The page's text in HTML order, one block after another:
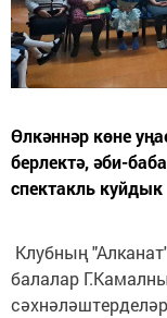
Өлкәннәр көне
берлектә, әби-
спектакль куйдык
Клубның
балалар